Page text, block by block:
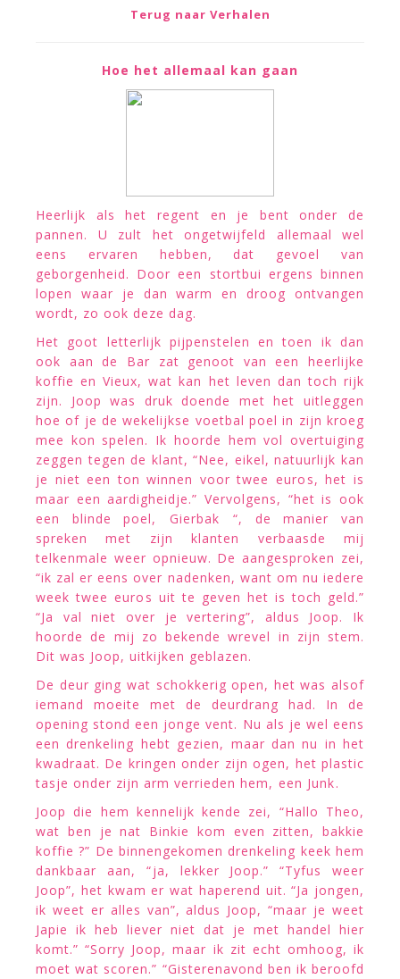
Terug naar Verhalen
Hoe het allemaal kan gaan
Heerlijk als het regent en je bent onder de
pannen. U zult het ongetwijfeld allemaal wel
eens ervaren hebben, dat gevoel van
geborgenheid. Door een stortbui ergens binnen
lopen waar je dan warm en droog ontvangen
wordt, zo ook deze dag.
Het goot letterlijk pijpenstelen en toen ik dan
ook aan de Bar zat genoot van een heerlijke
koffie en Vieux, wat kan het leven dan toch rijk
zijn. Joop was druk doende met het uitleggen
hoe of je de wekelijkse voetbal poel in zijn kroeg
mee kon spelen. Ik hoorde hem vol overtuiging
zeggen tegen de klant, “Nee, eikel, natuurlijk kan
je niet een ton winnen voor twee euros, het is
maar een aardigheidje.” Vervolgens, “het is ook
een blinde poel, Gierbak “, de manier van
spreken met zijn klanten verbaasde mij
telkenmale weer opnieuw. De aangesproken zei,
“ik zal er eens over nadenken, want om nu iedere
week twee euros uit te geven het is toch geld.”
“Ja val niet over je vertering”, aldus Joop. Ik
hoorde de mij zo bekende wrevel in zijn stem.
Dit was Joop, uitkijken geblazen.
De deur ging wat schokkerig open, het was alsof
iemand moeite met de deurdrang had. In de
opening stond een jonge vent. Nu als je wel eens
een drenkeling hebt gezien, maar dan nu in het
kwadraat. De kringen onder zijn ogen, het plastic
tasje onder zijn arm verrieden hem, een Junk.
Joop die hem kennelijk kende zei, “Hallo Theo,
wat ben je nat Binkie kom even zitten, bakkie
koffie ?” De binnengekomen drenkeling keek hem
dankbaar aan, “ja, lekker Joop.” “Tyfus weer
Joop”, het kwam er wat haperend uit. “Ja jongen,
ik weet er alles van”, aldus Joop, “maar je weet
Japie ik heb liever niet dat je met handel hier
komt.” “Sorry Joop, maar ik zit echt omhoog, ik
moet wat scoren.” “Gisterenavond ben ik beroofd